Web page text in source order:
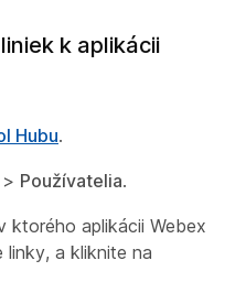
k aplikácii
Hubu.
> Používatelia.
ktorého aplikácii Webex
a kliknite na